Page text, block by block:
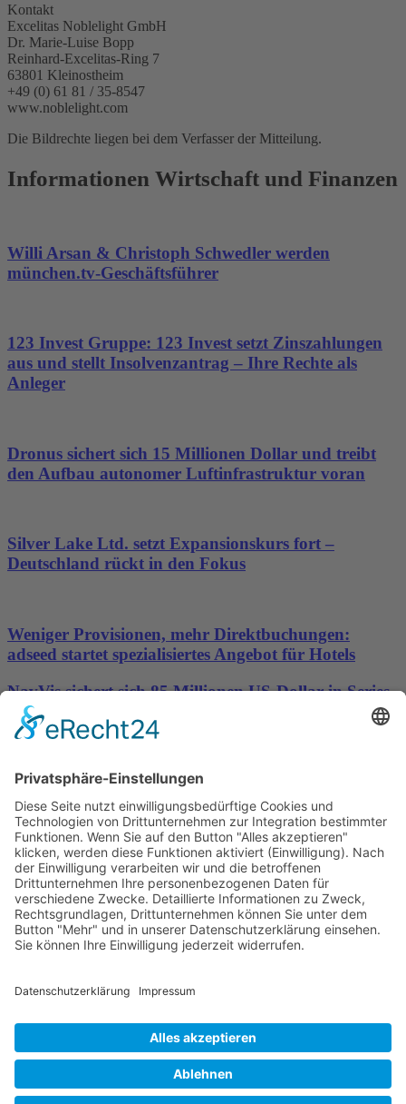
Kontakt
Excelitas Noblelight GmbH
Dr. Marie-Luise Bopp
Reinhard-Excelitas-Ring 7
63801 Kleinostheim
+49 (0) 61 81 / 35-8547
www.noblelight.com
Die Bildrechte liegen bei dem Verfasser der Mitteilung.
Informationen Wirtschaft und Finanzen
Willi Arsan & Christoph Schwedler werden
münchen.tv-Geschäftsführer
123 Invest Gruppe: 123 Invest setzt Zinszahlungen
aus und stellt Insolvenzantrag – Ihre Rechte als
Anleger
Dronus sichert sich 15 Millionen Dollar und treibt
den Aufbau autonomer Luftinfrastruktur voran
Silver Lake Ltd. setzt Expansionskurs fort –
Deutschland rückt in den Fokus
Weniger Provisionen, mehr Direktbuchungen:
adseed startet spezialisiertes Angebot für Hotels
NavVis sichert sich 85 Millionen US-Dollar in Series-
D-Finanzierungsrunde, um die Datengrundlage für
physische KI bereitzustellen
Impressum
Datenschutz
Kooperation
Werbung
Presse- und Öffentlichkeitsarbeit
Aktuelles
Themenwelt
Zertifikat
Geprüfter Franchisegeber
© 2023 Franchisevergleich.eu